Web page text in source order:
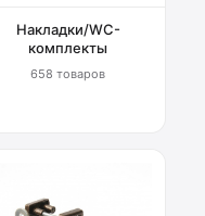
Накладки/WC-
комплекты
658 товаров